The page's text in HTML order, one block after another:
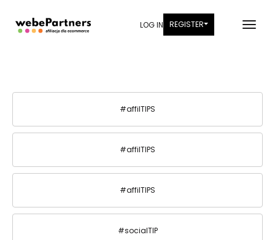
LOG IN REGISTER
#affilTIPS
#affilTIPS
#affilTIPS
#socialTIP